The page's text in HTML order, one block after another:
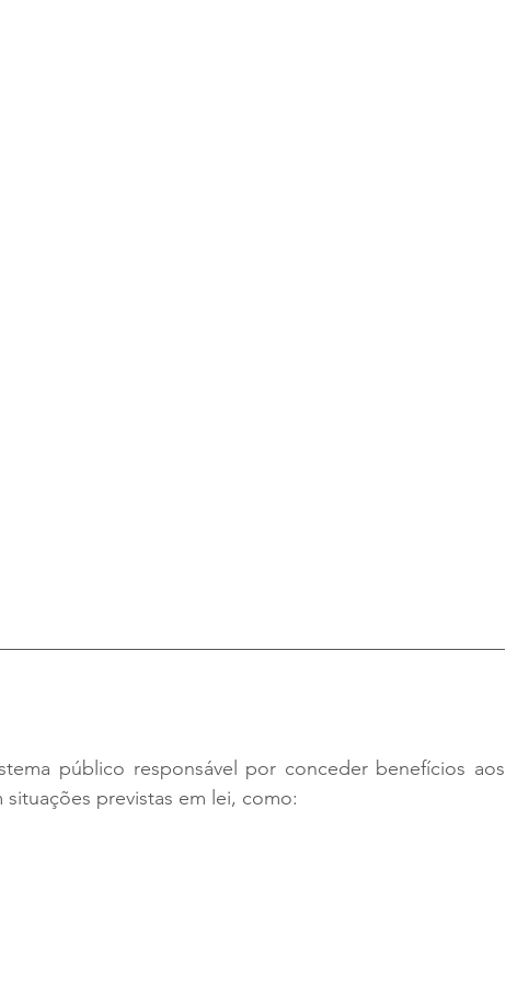
público responsável por conceder benefícios aos
previstas em lei, como: